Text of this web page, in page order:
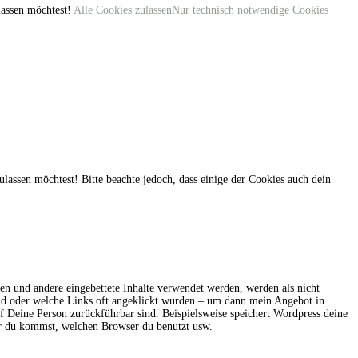
möchtest! Alle Cookies zulassenNur technisch notwendige Cookies
möchtest! Bitte beachte jedoch, dass einige der Cookies auch dein
und andere eingebettete Inhalte verwendet werden, werden als nicht
oder welche Links oft angeklickt wurden – um dann mein Angebot in
Person zurückführbar sind. Beispielsweise speichert Wordpress deine
kommst, welchen Browser du benutzt usw.